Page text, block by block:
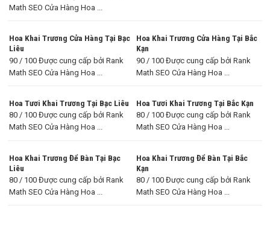
Math SEO Cửa Hàng Hoa ...
Hoa Khai Trương Cửa Hàng Tại Bạc
Liêu
90 / 100 Được cung cấp bởi Rank
Math SEO Cửa Hàng Hoa ...
Hoa Khai Trương Cửa Hàng Tại Bắc
Kạn
90 / 100 Được cung cấp bởi Rank
Math SEO Cửa Hàng Hoa ...
Hoa Tươi Khai Trương Tại Bạc Liêu
80 / 100 Được cung cấp bởi Rank
Math SEO Cửa Hàng Hoa ...
Hoa Tươi Khai Trương Tại Bắc Kạn
80 / 100 Được cung cấp bởi Rank
Math SEO Cửa Hàng Hoa ...
Hoa Khai Trương Để Bàn Tại Bạc
Liêu
80 / 100 Được cung cấp bởi Rank
Math SEO Cửa Hàng Hoa ...
Hoa Khai Trương Để Bàn Tại Bắc
Kạn
80 / 100 Được cung cấp bởi Rank
Math SEO Cửa Hàng Hoa ...